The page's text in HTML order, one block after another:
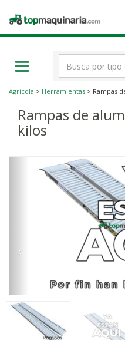
Topmaquinaria.com
Agrícola > Herramientas > Rampas
Rampas de
kilos
‹